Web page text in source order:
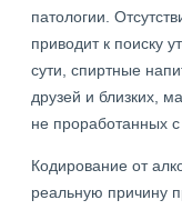
патологии.
приводит к поиску
сути, спиртные
друзей и близких,
не проработанных с
Кодирование от
реальную причину